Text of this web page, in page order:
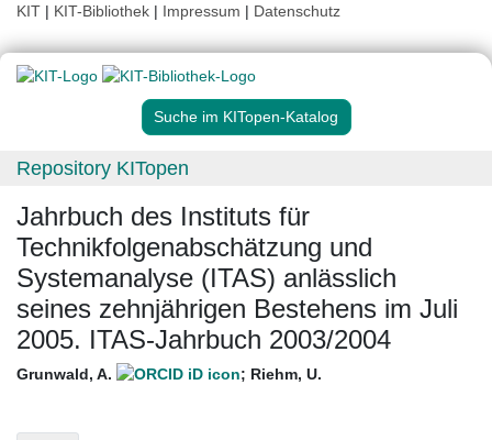
KIT | KIT-Bibliothek | Impressum | Datenschutz
Suche im KITopen-Katalog
Repository KITopen
Jahrbuch des Instituts für
Technikfolgenabschätzung und
Systemanalyse (ITAS) anlässlich
seines zehnjährigen Bestehens im Juli
2005. ITAS-Jahrbuch 2003/2004
Grunwald, A. ; Riehm, U.